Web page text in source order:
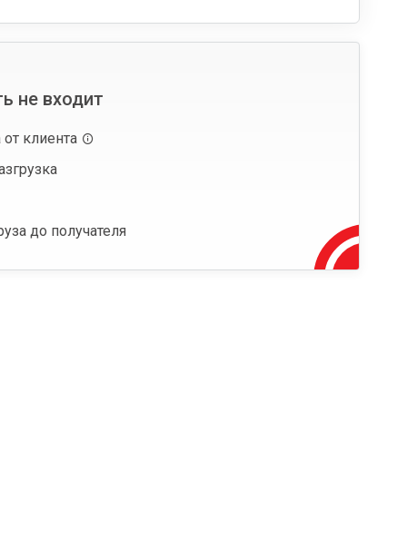
не входит
от клиента
до получателя